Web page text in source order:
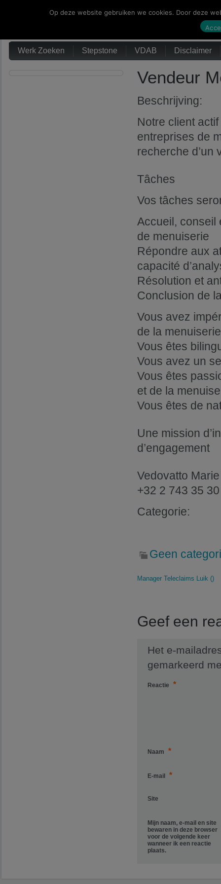
Werk Zoeken Stepstone VDAB Disclaimer
Vendeur
Beschrijving:
Notre client
entreprises de
recherche d’un
Tâches
Vos tâches
Accueil, conseil
de menuiserie
Répondre aux
capacité
Résolution et
Conclusion de
Vous avez
de la menuiserie
Vous êtes
Vous avez un
Vous êtes
et de la
Vous êtes de
Une mission
d’engagement
Vedovatto Marie
+32 2 743 35 30
Categorie:
Geen
Manager Teleclaims Luik ()
Geef een
Het e-
gemarkeerd
Reactie *
Naam *
E-mail *
Site
Mijn naam, e-mail en site
bewaren in deze browser
voor de volgende keer
wanneer ik een reactie
plaats.
Op deze website gebruiken we cookies. Door deze